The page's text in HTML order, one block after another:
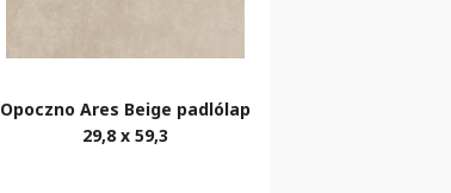
Opoczno Ares Beige padlólap
29,8 x 59,3